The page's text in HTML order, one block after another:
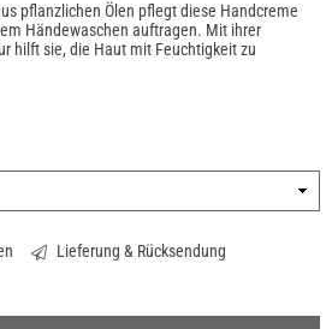
pflanzlichen Ölen pflegt diese Handcreme
Händewaschen auftragen. Mit ihrer
hilft sie, die Haut mit Feuchtigkeit zu
Lieferung & Rücksendung